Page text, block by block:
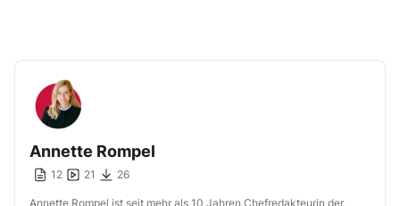
Annette Rompel
12 21 26
Annette Rompel ist seit mehr als 10 Jahren Chefredakteurin der